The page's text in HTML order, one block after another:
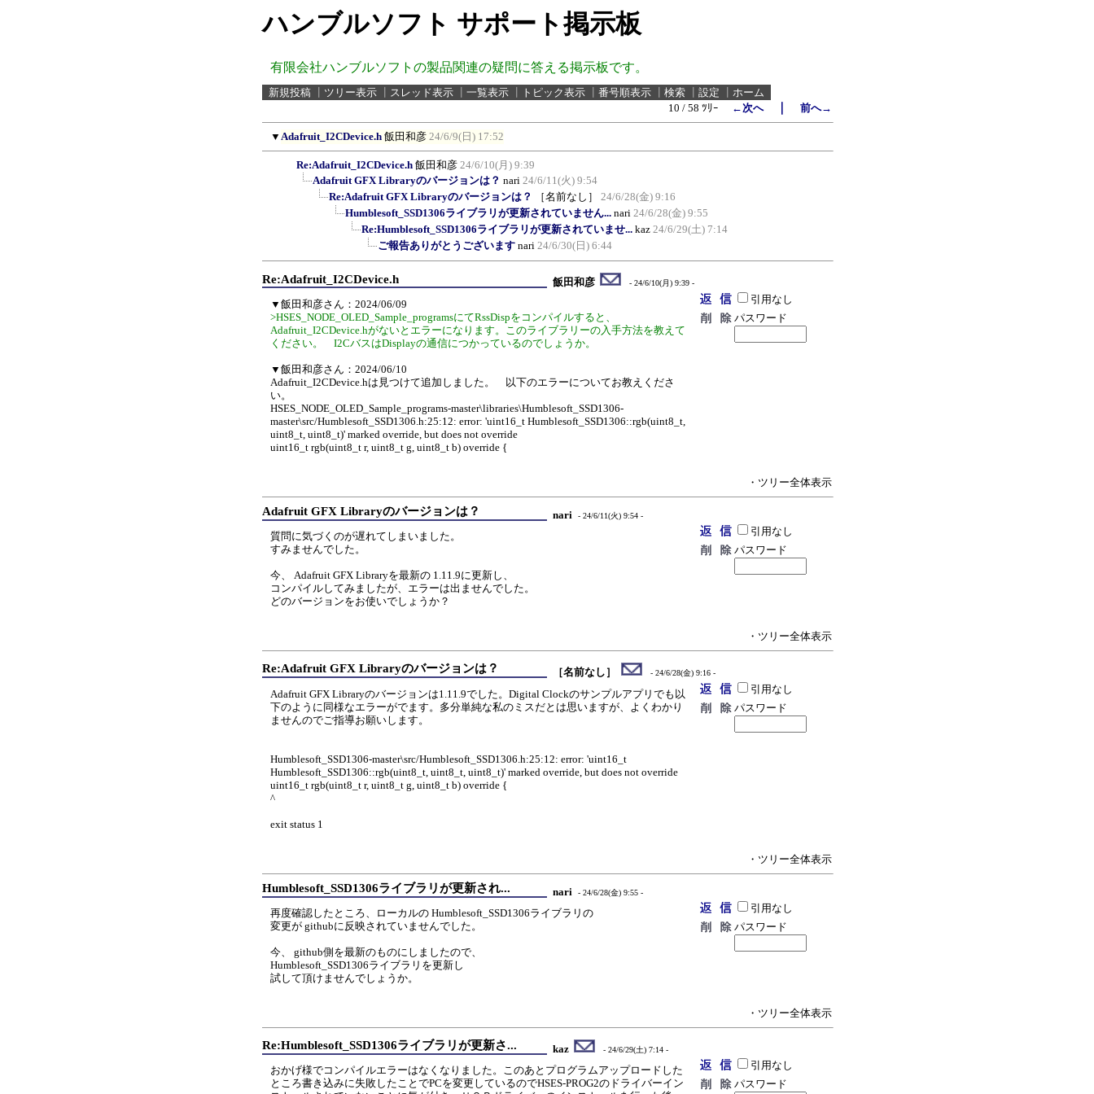
ハンブルソフト サポート掲示板
有限会社ハンブルソフトの製品関連の疑問に答える掲示板です。
新規投稿 ツリー表示 スレッド表示 一覧表示 トピック表示 番号順表示 検索 設定
ホーム
10 / 58 ﾂﾘｰ
←次へ｜ 前へ→
▼ Adafruit_I2CDevice.h 飯田和彦 24/6/9(日) 17:52
Re:Adafruit_I2CDevice.h 飯田和彦 24/6/10(月) 9:39
Adafruit GFX Libraryのバージョンは？ nari 24/6/11(火) 9:54
Re:Adafruit GFX Libraryのバージョンは？
［名前なし］
24/6/28(金) 9:16
Humblesoft_SSD1306ライブラリが更新されていません... nari 24/6/28(金) 9:55
Re:Humblesoft_SSD1306ライブラリが更新されていませ... kaz 24/6/29(土) 7:14
ご報告ありがとうございます nari 24/6/30(日) 6:44
Re:Adafruit_I2CDevice.h 飯田和彦 - 24/6/10(月) 9:39 -
▼飯田和彦さん：2024/06/09
>HSES_NODE_OLED_Sample_programsにてRssDispをコンパイルすると、
Adafruit_I2CDevice.hがないとエラーになります。このライブラリーの入手方法を教えて
ください。 I2CバスはDisplayの通信につかっているのでしょうか。
▼飯田和彦さん：2024/06/10
Adafruit_I2CDevice.hは見つけて追加しました。 以下のエラーについてお教えくださ
い。
HSES_NODE_OLED_Sample_programs-master\libraries\Humblesoft_SSD1306-
master\src/Humblesoft_SSD1306.h:25:12: error: 'uint16_t Humblesoft_SSD1306::rgb(uint8_t,
uint8_t, uint8_t)' marked override, but does not override
uint16_t rgb(uint8_t r, uint8_t g, uint8_t b) override {
引用なし
パスワード
・ツリー全体表示
Adafruit GFX Libraryのバージョンは？ nari - 24/6/11(火) 9:54 -
質問に気づくのが遅れてしまいました。
すみませんでした。
今、 Adafruit GFX Libraryを最新の 1.11.9に更新し、
コンパイルしてみましたが、エラーは出ませんでした。
どのバージョンをお使いでしょうか？
引用なし
パスワード
・ツリー全体表示
Re:Adafruit GFX Libraryのバージョンは？ ［名前なし］ - 24/6/28(金) 9:16 -
Adafruit GFX Libraryのバージョンは1.11.9でした。Digital Clockのサンプルアプリでも以
下のように同様なエラーがでます。多分単純な私のミスだとは思いますが、よくわかり
ませんのでご指導お願いします。
Humblesoft_SSD1306-master\src/Humblesoft_SSD1306.h:25:12: error: 'uint16_t
Humblesoft_SSD1306::rgb(uint8_t, uint8_t, uint8_t)' marked override, but does not override
uint16_t rgb(uint8_t r, uint8_t g, uint8_t b) override {
^
exit status 1
引用なし
パスワード
・ツリー全体表示
Humblesoft_SSD1306ライブラリが更新され... nari - 24/6/28(金) 9:55 -
再度確認したところ、ローカルの Humblesoft_SSD1306ライブラリの
変更が githubに反映されていませんでした。
今、 github側を最新のものにしましたので、
Humblesoft_SSD1306ライブラリを更新し
試して頂けませんでしょうか。
引用なし
パスワード
・ツリー全体表示
Re:Humblesoft_SSD1306ライブラリが更新さ... kaz - 24/6/29(土) 7:14 -
おかげ様でコンパイルエラーはなくなりました。このあとプログラムアップロードした
ところ書き込みに失敗したことでPCを変更しているのでHSES-PROG2のドライバーイン
引用なし
パスワード